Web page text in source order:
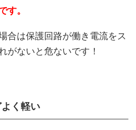
す。
合は保護回路が働き電流をス
がないと危ないです！
く軽い